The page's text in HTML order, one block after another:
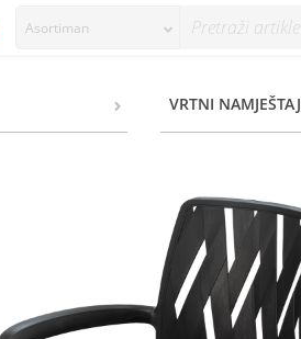
Asortiman
VRTNI NAMJEŠTAJ